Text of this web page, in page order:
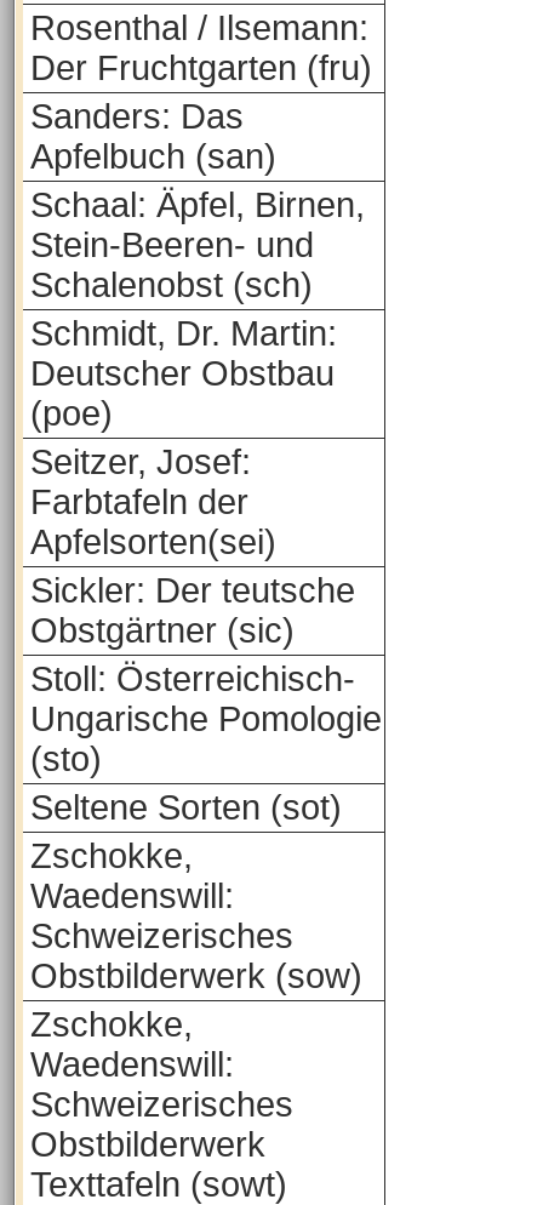
Rosenthal / Ilsemann:
Der Fruchtgarten (fru)
Sanders: Das
Apfelbuch (san)
Schaal: Äpfel, Birnen,
Stein-Beeren- und
Schalenobst (sch)
Schmidt, Dr. Martin:
Deutscher Obstbau
(poe)
Seitzer, Josef:
Farbtafeln der
Apfelsorten(sei)
Sickler: Der teutsche
Obstgärtner (sic)
Stoll: Österreichisch-
Ungarische Pomologie
(sto)
Seltene Sorten (sot)
Zschokke,
Waedenswill:
Schweizerisches
Obstbilderwerk (sow)
Zschokke,
Waedenswill:
Schweizerisches
Obstbilderwerk
Texttafeln (sowt)